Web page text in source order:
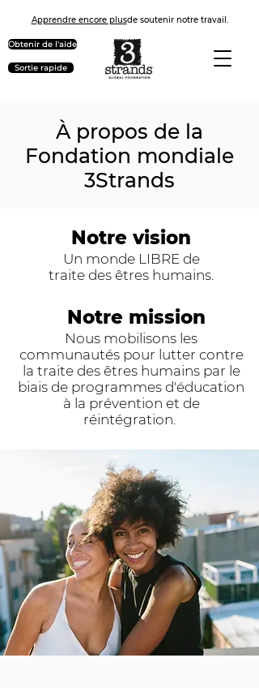
Apprendre encore plusde soutenir notre travail.
Obtenir de l'aide
Sortie rapide
À propos de la
Fondation mondiale
3Strands
Notre vision
Un monde LIBRE de
traite des êtres humains.
Notre mission
Nous mobilisons les
communautés pour lutter contre
la traite des êtres humains par le
biais de programmes d'éducation
à la prévention et de
réintégration.